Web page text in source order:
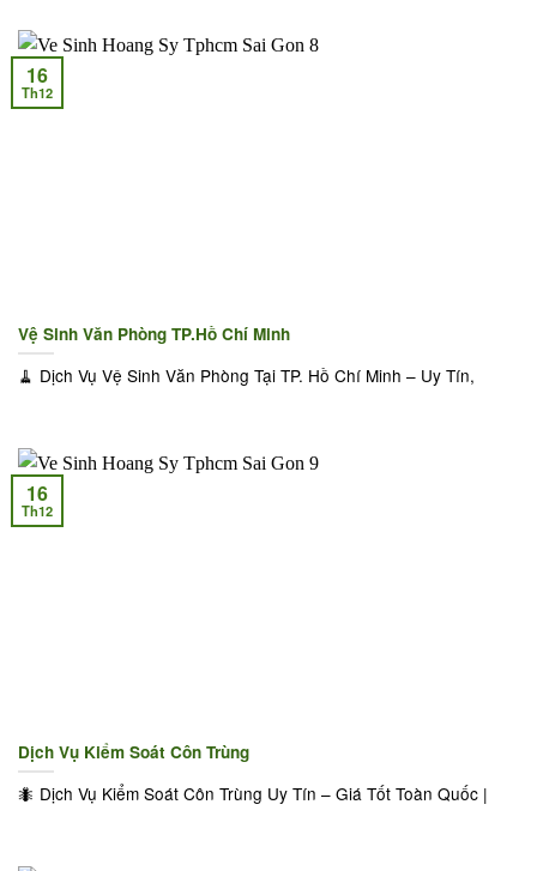
Vệ Sinh Văn Phòng TP.Hồ Chí Minh
🧹 Dịch Vụ Vệ Sinh Văn Phòng Tại TP. Hồ Chí Minh – Uy Tín,
16
Th12
Dịch Vụ Kiểm Soát Côn Trùng
🐜 Dịch Vụ Kiểm Soát Côn Trùng Uy Tín – Giá Tốt Toàn Quốc |
16
Th12